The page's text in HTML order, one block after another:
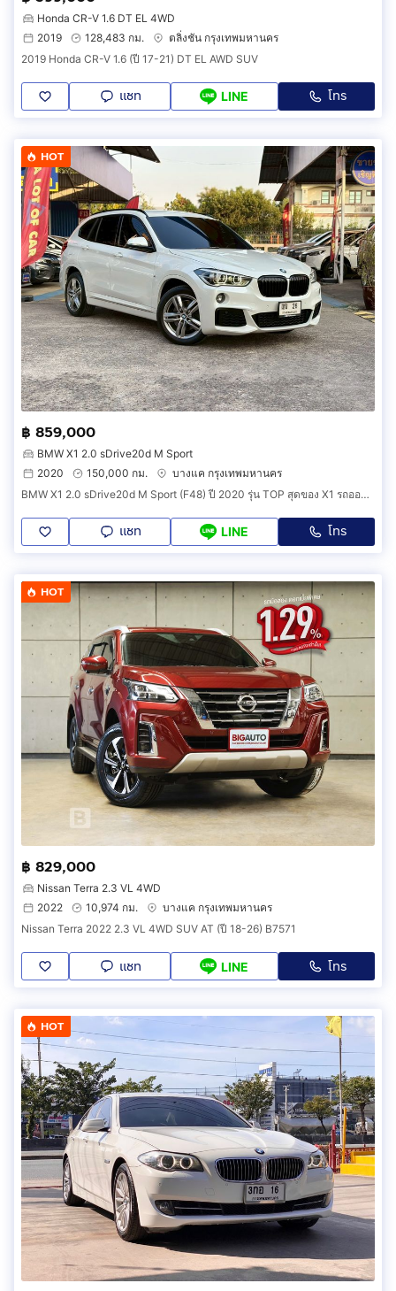
Honda CR-V 1.6 DT EL 4WD
2019
128,483 กม.
ตลิ่งชัน กรุงเทพมหานคร
2019 Honda CR-V 1.6 (ปี 17-21) DT EL AWD SUV
แชท LINE โทร
HOT
฿ 859,000
BMW X1 2.0 sDrive20d M Sport
2020
150,000 กม.
บางแค กรุงเทพมหานคร
BMW X1 2.0 sDrive20d M Sport (F48) ปี 2020 รุ่น TOP สุดของ X1 รถออกศูนย์ BMW Thailand ไม่เคยเฉี่ยวชน ไม่รวมทะเบียน
แชท LINE โทร
HOT
฿ 829,000
Nissan Terra 2.3 VL 4WD
2022
10,974 กม.
บางแค กรุงเทพมหานคร
Nissan Terra 2022 2.3 VL 4WD SUV AT (ปี 18-26) B7571
แชท LINE โทร
HOT